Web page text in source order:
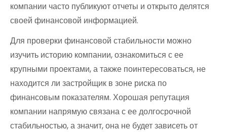
компании часто публикуют отчеты и открыто делятся
своей финансовой информацией.
Для проверки финансовой стабильности можно
изучить историю компании, ознакомиться с ее
крупными проектами, а также поинтересоваться, не
находится ли застройщик в зоне риска по
финансовым показателям. Хорошая репутация
компании напрямую связана с ее долгосрочной
стабильностью, а значит, она не будет зависеть от